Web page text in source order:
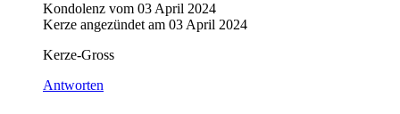
Kondolenz vom 03 April 2024
Kerze angezündet am 03 April 2024
Kerze-Gross
Antworten